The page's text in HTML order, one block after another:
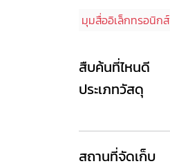
มุมสื่ออิเล็กทรอนิกส์
สืบค้นที่ไหนดี
ประเภทวัสดุ
สถานที่จัดเก็บ